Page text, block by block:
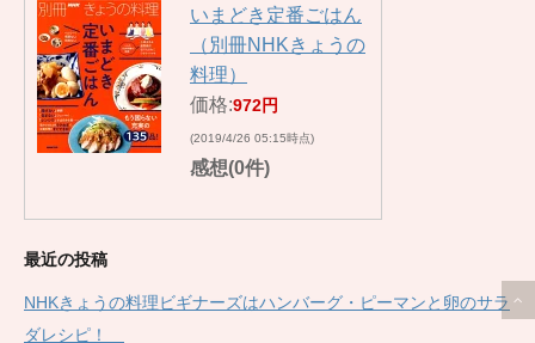
いまどき定番ごはん
（別冊NHKきょうの
料理）
価格:972円
(2019/4/26 05:15時点)
感想(0件)
最近の投稿
NHKきょうの料理ビギナーズはハンバーグ・ピーマンと卵のサラ
ダレシピ！